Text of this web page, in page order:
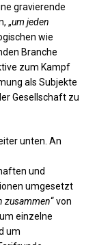
gravierende
„um jeden
wie
Branche
zum Kampf
als Subjekte
Gesellschaft zu
unten. An
und
umgesetzt
zusammen“ von
einzelne
um